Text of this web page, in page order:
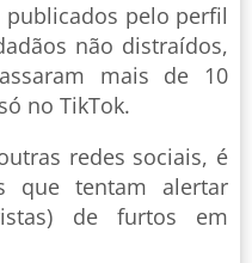
pelo perfil
não distraídos,
mais de 10
no TikTok.
redes sociais, é
que tentam alertar
de furtos em